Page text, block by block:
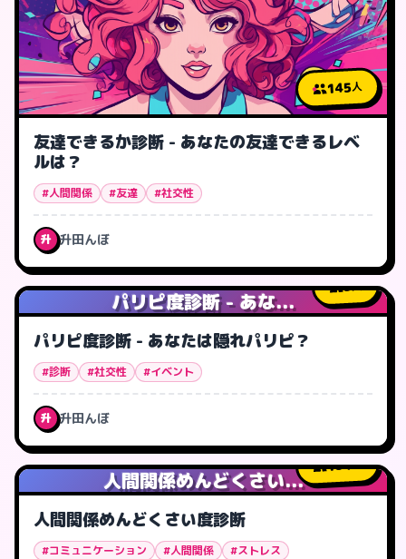
145人
友達できるか診断 - あなたの友達できるレベ
ルは？
#人間関係 #友達 #社交性
升 升田んぼ
パリピ度診断 - あな...
5人
パリピ度診断 - あなたは隠れパリピ？
#診断 #社交性 #イベント
升 升田んぼ
人間関係めんどくさい...
134人
人間関係めんどくさい度診断
#コミュニケーション #人間関係 #ストレス